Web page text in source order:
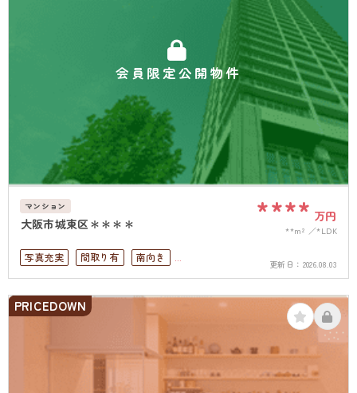
会員限定公開物件
マンション
大阪市城東区＊＊＊＊ **** 万円
**m² *LDK
写真充実 間取り有
南向き
駅徒歩10分以内
南面バルコニー
上下水道完備
更新日： 2026.08.03
PRICEDOWN